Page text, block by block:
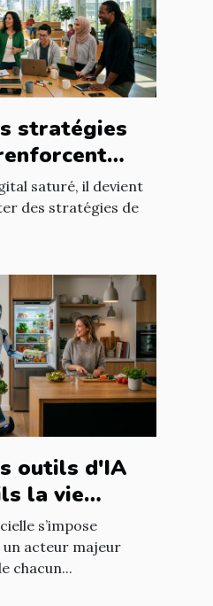
stratégies
client ?
saturé, il devient
des stratégies de
outils d'IA
la vie
s’impose
acteur majeur
chacun...